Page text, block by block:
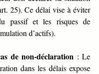
25). Ce délai vise à éviter
passif et les risques de
d’actifs).
de non-déclaration : Le
dans les délais expose